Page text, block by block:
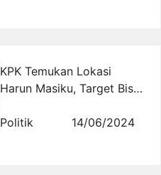
KPK Temukan Lokasi
Harun Masiku, Target Bisa
Politik
14/06/2024